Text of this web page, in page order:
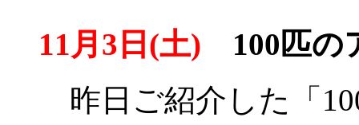
11月3日(土) 100匹の
昨日ご紹介した「